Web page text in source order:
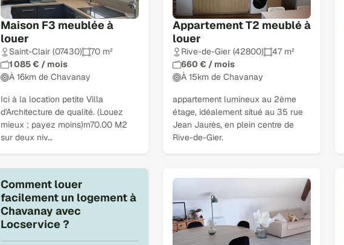
Maison F3 meublée à
louer
Saint-Clair (07430)
70 m²
1 085 € / mois
À 16km de Chavanay
Ici à la location petite Villa
d'Architecture de qualité. (Louez
mieux ; payez moins)rn70.00 M2
sur deux niv…
Appartement T2 meublé à
louer
Rive-de-Gier (42800)
47 m²
660 € / mois
À 15km de Chavanay
appartement lumineux au 2ème
étage, idéalement situé au 35 rue
Jean Jaurès, en plein centre de
Rive-de-Gier.
Comment louer
facilement un logement à
Chavanay avec
Locservice ?